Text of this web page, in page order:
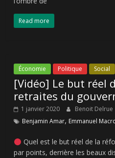
Read more
Économie Politique Social
[Vidéo] Le but réel
retraites du
1 janvier 2020 Benoit Delrue
Benjamin Amar, Emmanuel
Quel est le but réel de la
par points, derrière les beaux